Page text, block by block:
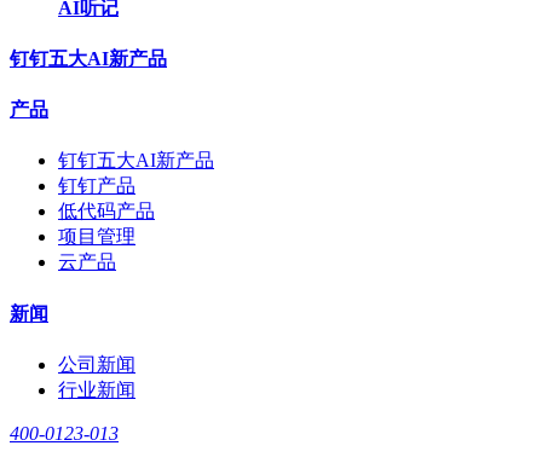
AI听记
钉钉五大AI新产品
产品
钉钉五大AI新产品
钉钉产品
低代码产品
项目管理
云产品
新闻
公司新闻
行业新闻
400-0123-013